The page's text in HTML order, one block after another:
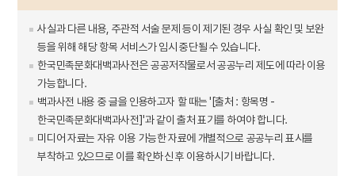
사실과 다른 내용, 주관적 서술 문제 등이 제기된 경우 사실 확인 및 보완
등을 위해 해당 항목 서비스가 임시 중단될 수 있습니다.
한국민족문화대백과사전은 공공저작물로서 공공누리 제도에 따라 이용
가능합니다.
백과사전 내용 중 글을 인용하고자 할 때는 '[출처 : 항목명 -
한국민족문화대백과사전]'과 같이 출처 표기를 하여야 합니다.
미디어 자료는 자유 이용 가능한 자료에 개별적으로 공공누리 표시를
부착하고 있으므로 이를 확인하신 후 이용하시기 바랍니다.